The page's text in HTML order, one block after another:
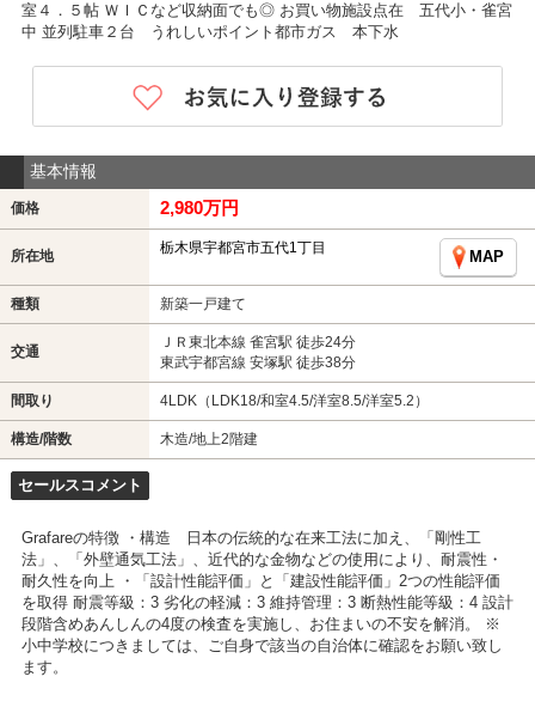
室４．５帖 ＷＩＣなど収納面でも◎ お買い物施設点在 五代小・雀宮
中 並列駐車２台 うれしいポイント都市ガス 本下水
基本情報
価格 2,980万円
所在地 栃木県宇都宮市五代1丁目
MAP
種類 新築一戸建て
交通
ＪＲ東北本線 雀宮駅 徒歩24分
東武宇都宮線 安塚駅 徒歩38分
間取り 4LDK（LDK18/和室4.5/洋室8.5/洋室5.2）
構造/階数 木造/地上2階建
セールスコメント
Grafareの特徴 ・構造 日本の伝統的な在来工法に加え、「剛性工
法」、「外壁通気工法」、近代的な金物などの使用により、耐震性・
耐久性を向上 ・「設計性能評価」と「建設性能評価」2つの性能評価
を取得 耐震等級：3 劣化の軽減：3 維持管理：3 断熱性能等級：4 設計
段階含めあんしんの4度の検査を実施し、お住まいの不安を解消。 ※
小中学校につきましては、ご自身で該当の自治体に確認をお願い致し
ます。